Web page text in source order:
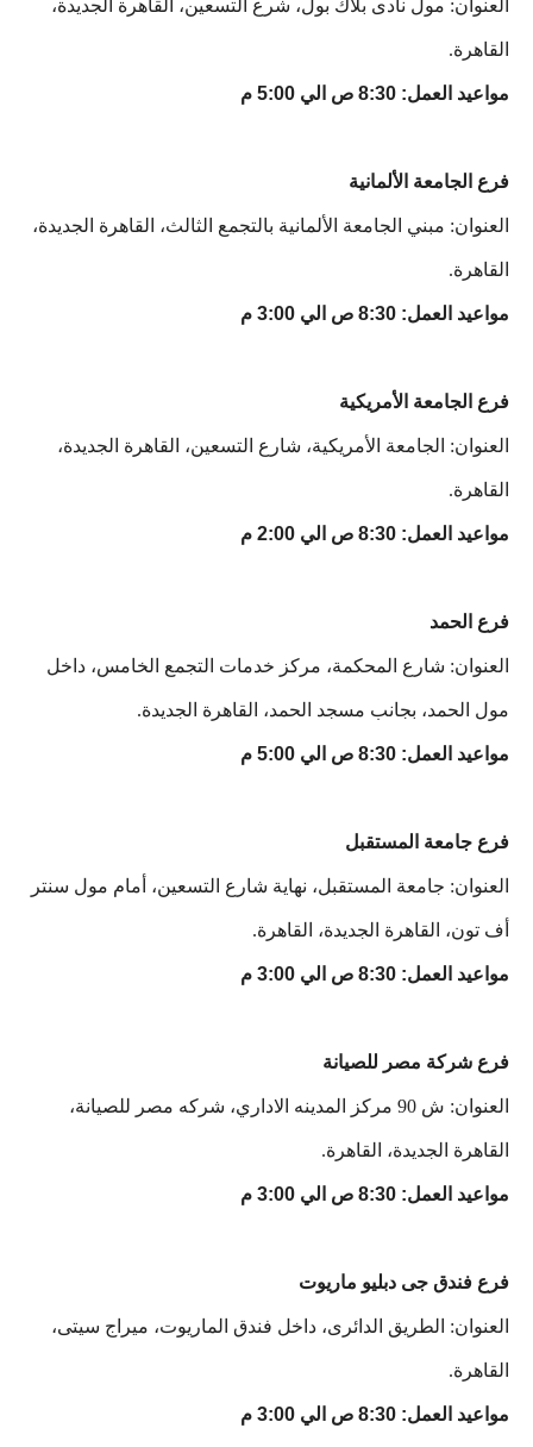
العنوان: مول نادى بلاك بول، شرع التسعين، القاهرة الجديدة،
القاهرة.
مواعيد العمل: 8:30 ص الي 5:00 م
فرع الجامعة الألمانية
العنوان: مبني الجامعة الألمانية بالتجمع الثالث، القاهرة الجديدة،
القاهرة.
مواعيد العمل: 8:30 ص الي 3:00 م
فرع الجامعة الأمريكية
العنوان: الجامعة الأمريكية، شارع التسعين، القاهرة الجديدة،
القاهرة.
مواعيد العمل: 8:30 ص الي 2:00 م
فرع الحمد
العنوان: شارع المحكمة، مركز خدمات التجمع الخامس، داخل
مول الحمد، بجانب مسجد الحمد، القاهرة الجديدة.
مواعيد العمل: 8:30 ص الي 5:00 م
فرع جامعة المستقبل
العنوان: جامعة المستقبل، نهاية شارع التسعين، أمام مول سنتر
أف تون، القاهرة الجديدة، القاهرة.
مواعيد العمل: 8:30 ص الي 3:00 م
فرع شركة مصر للصيانة
العنوان: ش 90 مركز المدينه الاداري، شركه مصر للصيانة،
القاهرة الجديدة، القاهرة.
مواعيد العمل: 8:30 ص الي 3:00 م
فرع فندق جى دبليو ماريوت
العنوان: الطريق الدائرى، داخل فندق الماريوت، ميراج سيتى،
القاهرة.
مواعيد العمل: 8:30 ص الي 3:00 م